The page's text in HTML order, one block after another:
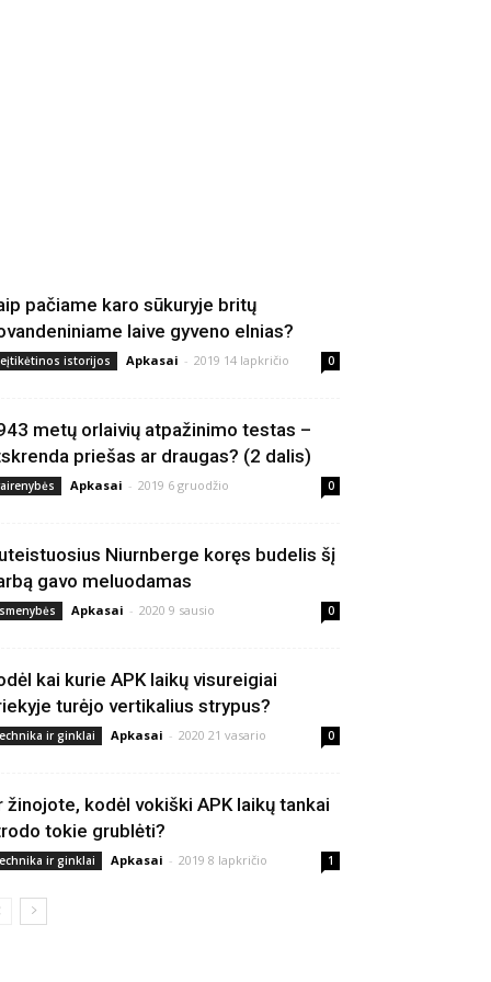
pačiame karo sūkuryje britų
laive gyveno elnias?
istorijos Apkasai - 2019 14 lapkričio 0
metų orlaivių atpažinimo testas –
priešas ar draugas? (2 dalis)
Apkasai - 2019 6 gruodžio 0
Niurnberge koręs budelis šį
gavo meluodamas
Apkasai - 2020 9 sausio 0
kai kurie APK laikų visureigiai
turėjo vertikalius strypus?
ir ginklai Apkasai - 2020 21 vasario 0
žinojote, kodėl vokiški APK laikų tankai
tokie grublėti?
ir ginklai Apkasai - 2019 8 lapkričio 1